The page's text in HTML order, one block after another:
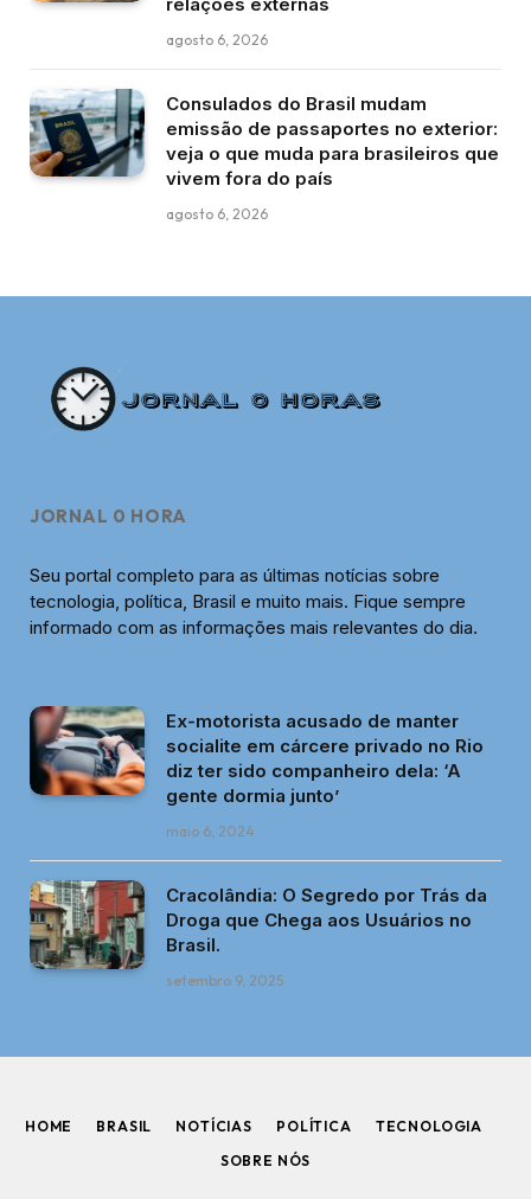
agosto 6, 2026
Consulados do Brasil mudam
emissão de passaportes no exterior:
veja o que muda para brasileiros que
vivem fora do país
agosto 6, 2026
JORNAL 0 HORA
Seu portal completo para as últimas notícias sobre
tecnologia, política, Brasil e muito mais. Fique sempre
informado com as informações mais relevantes do dia.
Ex-motorista acusado de manter
socialite em cárcere privado no Rio
diz ter sido companheiro dela: ‘A
gente dormia junto’
maio 6, 2024
Cracolândia: O Segredo por Trás da
Droga que Chega aos Usuários no
Brasil.
setembro 9, 2025
HOME BRASIL NOTÍCIAS POLÍTICA
TECNOLOGIA
SOBRE NÓS